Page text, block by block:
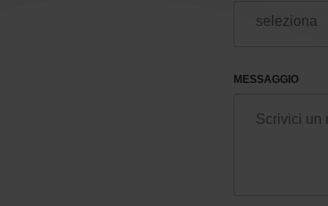
MESSAGGIO